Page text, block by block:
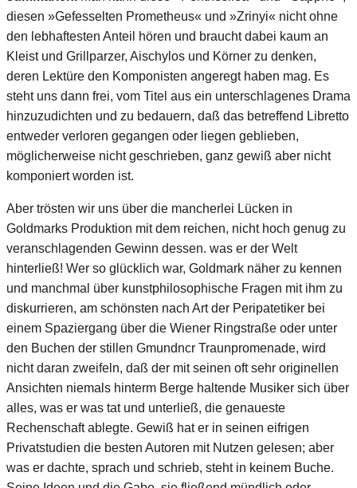
diesen »Gefesselten Prometheus« und »Zrinyi« nicht ohne
den lebhaftesten Anteil hören und braucht dabei kaum an
Kleist und Grillparzer, Aischylos und Körner zu denken,
deren Lektüre den Komponisten angeregt haben mag. Es
steht uns dann frei, vom Titel aus ein unterschlagenes Drama
hinzuzudichten und zu bedauern, daß das betreffend Libretto
entweder verloren gegangen oder liegen geblieben,
möglicherweise nicht geschrieben, ganz gewiß aber nicht
komponiert worden ist.
Aber trösten wir uns über die mancherlei Lücken in
Goldmarks Produktion mit dem reichen, nicht hoch genug zu
veranschlagenden Gewinn dessen. was er der Welt
hinterließ! Wer so glücklich war, Goldmark näher zu kennen
und manchmal über kunstphilosophische Fragen mit ihm zu
diskurrieren, am schönsten nach Art der Peripatetiker bei
einem Spaziergang über die Wiener Ringstraße oder unter
den Buchen der stillen Gmundncr Traunpromenade, wird
nicht daran zweifeln, daß der mit seinen oft sehr originellen
Ansichten niemals hinterm Berge haltende Musiker sich über
alles, was er was tat und unterließ, die genaueste
Rechenschaft ablegte. Gewiß hat er in seinen eifrigen
Privatstudien die besten Autoren mit Nutzen gelesen; aber
was er dachte, sprach und schrieb, steht in keinem Buche.